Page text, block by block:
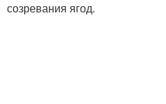
созревания ягод.